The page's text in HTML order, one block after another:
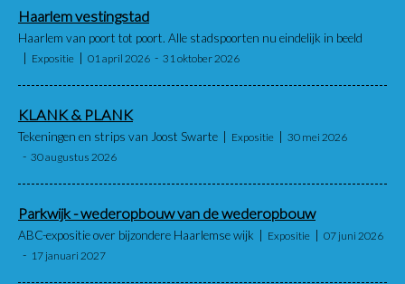
Haarlem vestingstad
Haarlem van poort tot poort. Alle stadspoorten nu eindelijk in beeld
Expositie 01 april 2026 31 oktober 2026
KLANK & PLANK
Tekeningen en strips van Joost Swarte Expositie
30 mei 2026
30 augustus 2026
Parkwijk - wederopbouw van de wederopbouw
ABC-expositie over bijzondere Haarlemse wijk Expositie
07 juni 2026
17 januari 2027